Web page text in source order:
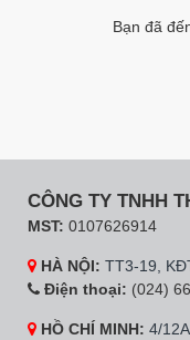
Bạn đã
CÔNG TY TNHH
MST: 0107626914
HÀ NỘI: TT3-19,
Điện thoại: (024)
HỒ CHÍ MINH: 4/